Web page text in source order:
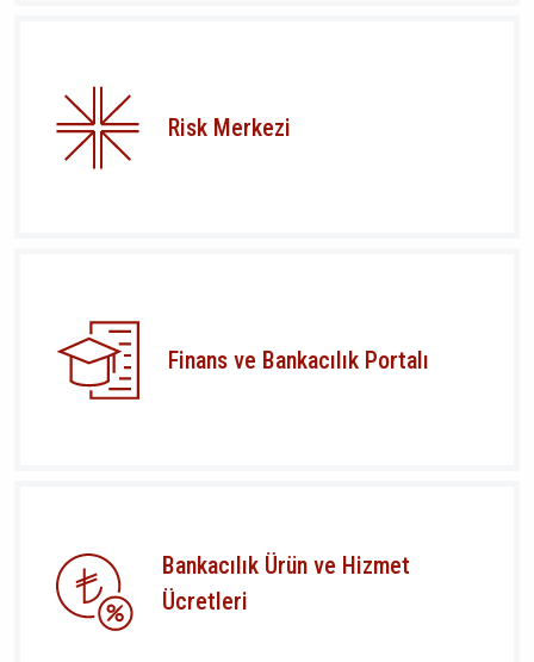
Risk Merkezi
Finans ve Bankacılık Portalı
Bankacılık Ürün ve Hizmet
Ücretleri